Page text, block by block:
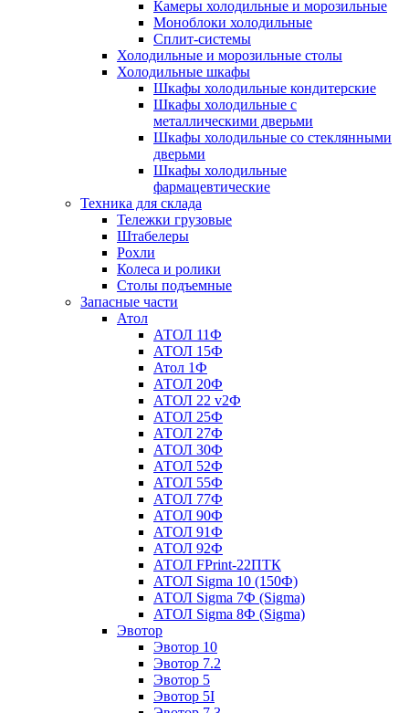
Камеры холодильные и морозильные
Моноблоки холодильные
Сплит-системы
Холодильные и морозильные столы
Холодильные шкафы
Шкафы холодильные кондитерские
Шкафы холодильные с
металлическими дверьми
Шкафы холодильные со стеклянными
дверьми
Шкафы холодильные
фармацевтические
Техника для склада
Тележки грузовые
Штабелеры
Рохли
Колеса и ролики
Столы подъемные
Запасные части
Атол
АТОЛ 11Ф
АТОЛ 15Ф
Атол 1Ф
АТОЛ 20Ф
АТОЛ 22 v2Ф
АТОЛ 25Ф
АТОЛ 27Ф
АТОЛ 30Ф
АТОЛ 52Ф
АТОЛ 55Ф
АТОЛ 77Ф
АТОЛ 90Ф
АТОЛ 91Ф
АТОЛ 92Ф
АТОЛ FPrint-22ПТК
АТОЛ Sigma 10 (150Ф)
АТОЛ Sigma 7Ф (Sigma)
АТОЛ Sigma 8Ф (Sigma)
Эвотор
Эвотор 10
Эвотор 7.2
Эвотор 5
Эвотор 5I